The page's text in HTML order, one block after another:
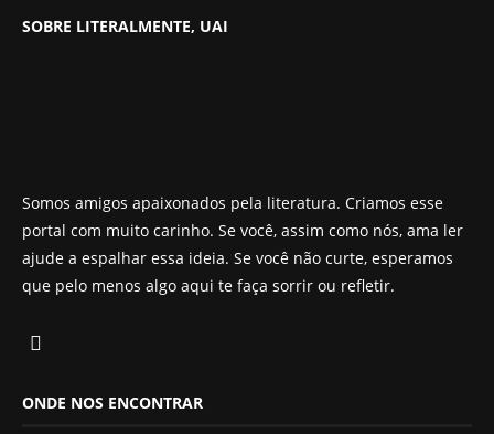
SOBRE LITERALMENTE, UAI
Somos amigos apaixonados pela literatura. Criamos esse
portal com muito carinho. Se você, assim como nós, ama ler
ajude a espalhar essa ideia. Se você não curte, esperamos
que pelo menos algo aqui te faça sorrir ou refletir.
ONDE NOS ENCONTRAR